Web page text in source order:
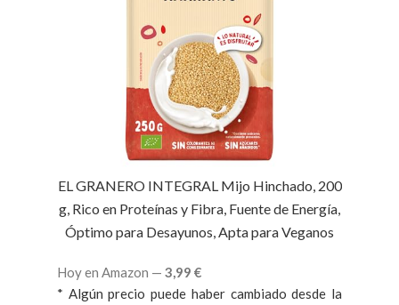
EL GRANERO INTEGRAL Mijo Hinchado, 200
g, Rico en Proteínas y Fibra, Fuente de Energía,
Óptimo para Desayunos, Apta para Veganos
Hoy en Amazon — 3,99 €
* Algún precio puede haber cambiado desde la